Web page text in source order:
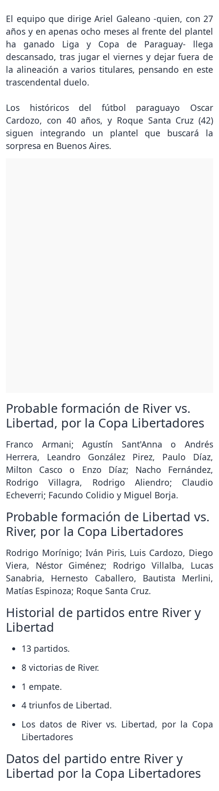
El equipo que dirige Ariel Galeano -quien, con 27
años y en apenas ocho meses al frente del plantel
ha ganado Liga y Copa de Paraguay- llega
descansado, tras jugar el viernes y dejar fuera de
la alineación a varios titulares, pensando en este
trascendental duelo.
Los históricos del fútbol paraguayo Oscar
Cardozo, con 40 años, y Roque Santa Cruz (42)
siguen integrando un plantel que buscará la
sorpresa en Buenos Aires.
Probable formación de River vs.
Libertad, por la Copa Libertadores
Franco Armani; Agustín Sant'Anna o Andrés
Herrera, Leandro González Pirez, Paulo Díaz,
Milton Casco o Enzo Díaz; Nacho Fernández,
Rodrigo Villagra, Rodrigo Aliendro; Claudio
Echeverri; Facundo Colidio y Miguel Borja.
Probable formación de Libertad vs.
River, por la Copa Libertadores
Rodrigo Morínigo; Iván Piris, Luis Cardozo, Diego
Viera, Néstor Giménez; Rodrigo Villalba, Lucas
Sanabria, Hernesto Caballero, Bautista Merlini,
Matías Espinoza; Roque Santa Cruz.
Historial de partidos entre River y
Libertad
13 partidos.
8 victorias de River.
1 empate.
4 triunfos de Libertad.
Los datos de River vs. Libertad, por la Copa
Libertadores
Datos del partido entre River y
Libertad por la Copa Libertadores